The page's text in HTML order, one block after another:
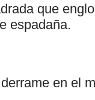
que
espadaña.
en el